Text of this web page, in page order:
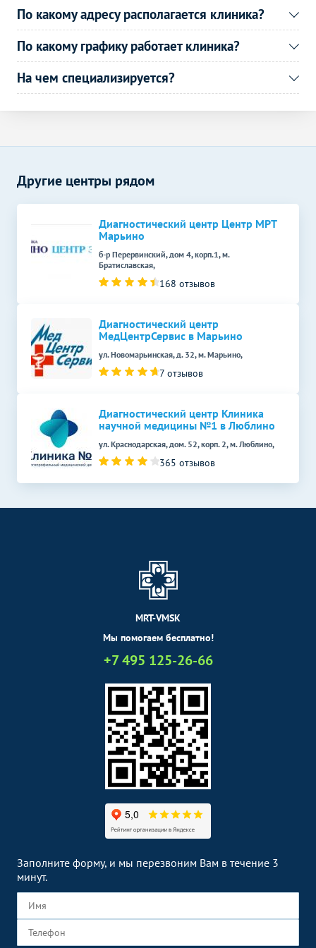
подруги, которая уже много лет наблюдает у нее своего
ребенка. Мы тоже решили ходить к этому доктору.
Сейчас моей малышке только месяц, но мне очень
нравится приходить с ней в клинику на плановые
приемы. Нет спешки, очередей, врач очень внимательно
По какому адресу располагается клиника?
По какому графику работает клиника?
На чем специализируется?
Другие центры рядом
Диагностический центр Центр МРТ
Марьино
б-р Перервинский, дом 4, корп.1, м.
Братиславская,
168 отзывов
Диагностический центр
МедЦентрСервис в Марьино
ул. Новомарьинская, д. 32, м. Марьино,
7 отзывов
Диагностический центр Клиника
научной медицины №1 в Люблино
ул. Краснодарская, дом. 52, корп. 2, м. Люблино,
365 отзывов
MRT-VMSK
Мы помогаем бесплатно!
+7 495 125-26-66
Заполните форму, и мы перезвоним Вам в течение 3
минут.